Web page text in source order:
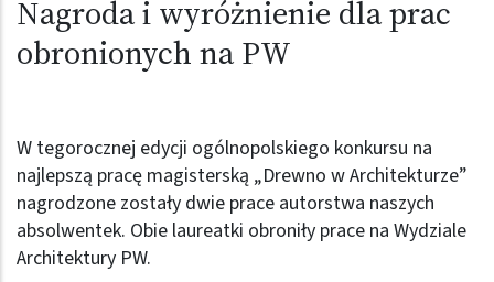
Nagroda i wyróżnienie dla prac
obronionych na PW
W tegorocznej edycji ogólnopolskiego konkursu na
najlepszą pracę magisterską „Drewno w Architekturze”
nagrodzone zostały dwie prace autorstwa naszych
absolwentek. Obie laureatki obroniły prace na Wydziale
Architektury PW.